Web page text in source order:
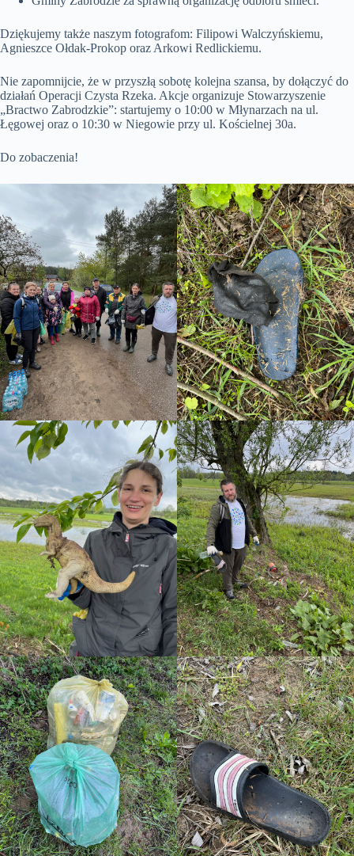
Dziękujemy także naszym fotografom: Filipowi Walczyńskiemu,
Agnieszce Ołdak-Prokop oraz Arkowi Redlickiemu.
Nie zapomnijcie, że w przyszłą sobotę kolejna szansa, by dołączyć do
działań Operacji Czysta Rzeka. Akcje organizuje Stowarzyszenie
„Bractwo Zabrodzkie”: startujemy o 10:00 w Młynarzach na ul.
Łęgowej oraz o 10:30 w Niegowie przy ul. Kościelnej 30a.
Do zobaczenia!